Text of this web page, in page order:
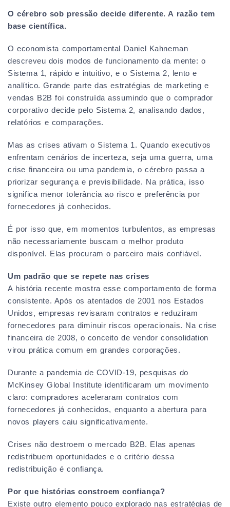
O cérebro sob pressão decide diferente. A razão tem
base científica.
O economista comportamental Daniel Kahneman
descreveu dois modos de funcionamento da mente: o
Sistema 1, rápido e intuitivo, e o Sistema 2, lento e
analítico. Grande parte das estratégias de marketing e
vendas B2B foi construída assumindo que o comprador
corporativo decide pelo Sistema 2, analisando dados,
relatórios e comparações.
Mas as crises ativam o Sistema 1. Quando executivos
enfrentam cenários de incerteza, seja uma guerra, uma
crise financeira ou uma pandemia, o cérebro passa a
priorizar segurança e previsibilidade. Na prática, isso
significa menor tolerância ao risco e preferência por
fornecedores já conhecidos.
É por isso que, em momentos turbulentos, as empresas
não necessariamente buscam o melhor produto
disponível. Elas procuram o parceiro mais confiável.
Um padrão que se repete nas crises
A história recente mostra esse comportamento de forma
consistente. Após os atentados de 2001 nos Estados
Unidos, empresas revisaram contratos e reduziram
fornecedores para diminuir riscos operacionais. Na crise
financeira de 2008, o conceito de vendor consolidation
virou prática comum em grandes corporações.
Durante a pandemia de COVID-19, pesquisas do
McKinsey Global Institute identificaram um movimento
claro: compradores aceleraram contratos com
fornecedores já conhecidos, enquanto a abertura para
novos players caiu significativamente.
Crises não destroem o mercado B2B. Elas apenas
redistribuem oportunidades e o critério dessa
redistribuição é confiança.
Por que histórias constroem confiança?
Existe outro elemento pouco explorado nas estratégias de